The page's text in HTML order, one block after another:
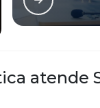
atende